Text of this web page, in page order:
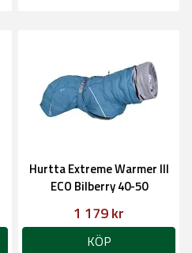
Hurtta Extreme Warmer III
ECO Bilberry 40-50
1 179 kr
KÖP